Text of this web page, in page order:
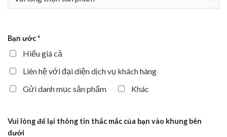
Bạn ước*
Hiểu giá cả
Liên hệ với đại diện dịch vụ khách hàng
Gửi danh mục sản phẩm
Khác
Vui lòng để lại thông tin thắc mắc của bạn vào khung bên
dưới